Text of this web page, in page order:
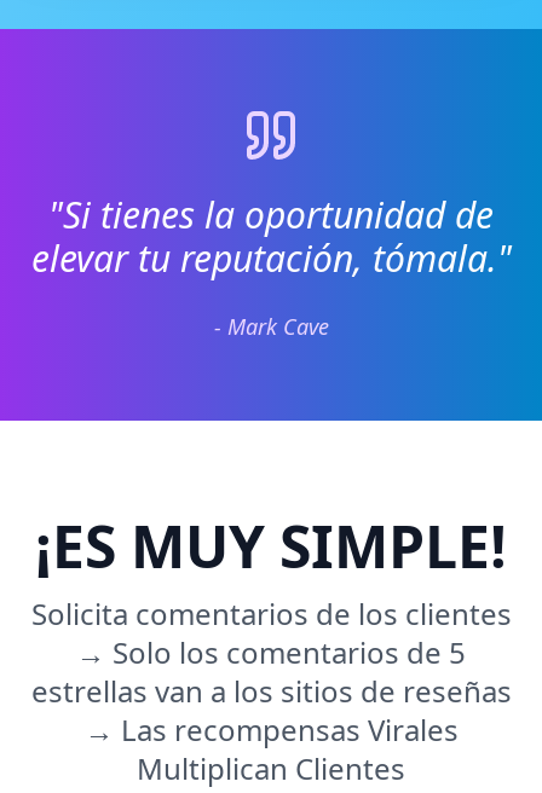
"Si tienes la oportunidad de
elevar tu reputación, tómala."
- Mark Cave
¡ES MUY SIMPLE!
Solicita comentarios de los clientes
→ Solo los comentarios de 5
estrellas van a los sitios de reseñas
→ Las recompensas Virales
Multiplican Clientes